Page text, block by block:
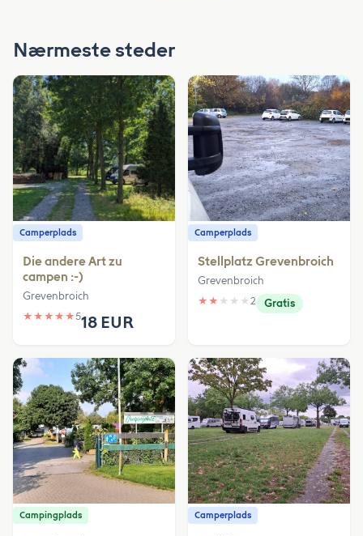
Nærmeste steder
Camperplads
Die andere Art zu
campen :-)
Grevenbroich
★ ★ ★ ★ ★518 EUR
Camperplads
Stellplatz Grevenbroich
Grevenbroich
★ ★ ★ ★ ★ 2 Gratis
Campingplads Camperplads